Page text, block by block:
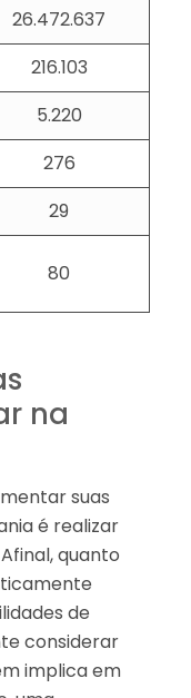
26.472.637
216.103
5.220
276
29
80
na
suas
é realizar
quanto
de
considerar
implica em